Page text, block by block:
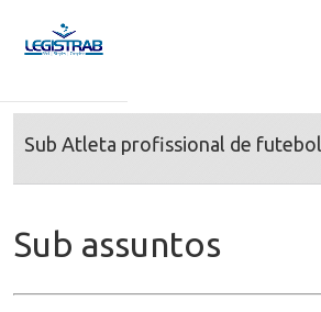
Sub Atleta profissional de futebol
Sub assuntos